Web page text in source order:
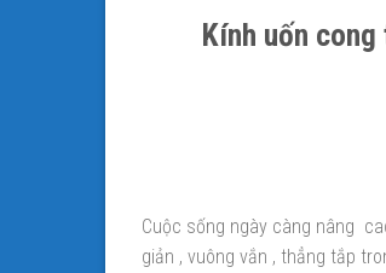
Kính uốn
Cuộc sống ngày càng nâng
giản , vuông vắn , thẳng tắp